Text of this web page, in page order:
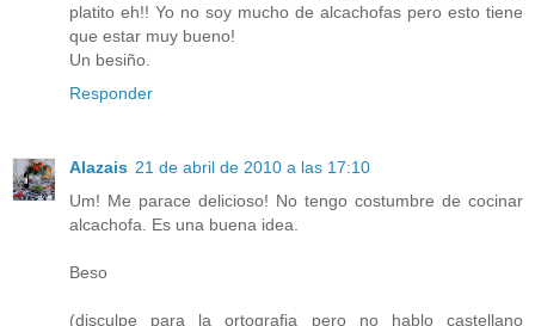
platito eh!! Yo no soy mucho de alcachofas pero esto tiene
que estar muy bueno!
Un besiño.
Responder
Alazais 21 de abril de 2010 a las 17:10
Um! Me parace delicioso! No tengo costumbre de cocinar
alcachofa. Es una buena idea.
Beso
(disculpe para la ortografia pero no hablo castellano